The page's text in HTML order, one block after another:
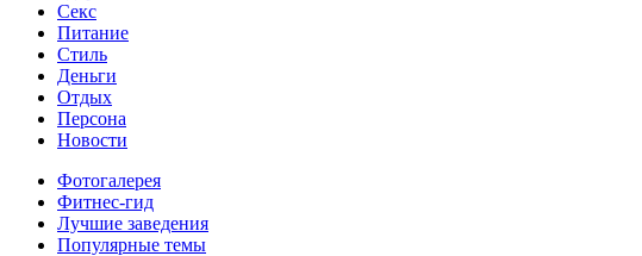
Секс
Питание
Стиль
Деньги
Отдых
Персона
Новости
Фотогалерея
Фитнес-гид
Лучшие заведения
Популярные темы